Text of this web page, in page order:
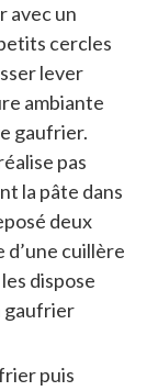
avec un
cercles
lever
ambiante
gaufrier.
pas
la pâte dans
deux
d’une cuillère
dispose
gaufrier
puis